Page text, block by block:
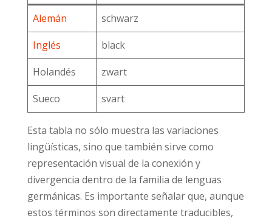
Alemán
schwarz
Inglés
black
Holandés
zwart
Sueco
svart
Esta tabla no sólo muestra las variaciones
lingüísticas, sino que también sirve como
representación visual de la conexión y
divergencia dentro de la familia de lenguas
germánicas. Es importante señalar que, aunque
estos términos son directamente traducibles,